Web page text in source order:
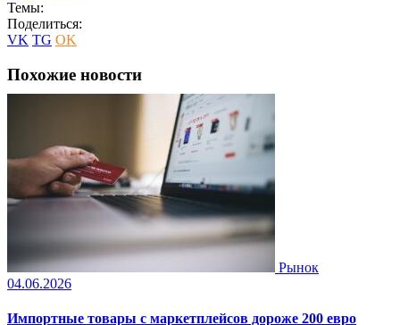
Темы:
Поделиться:
VK TG OK
Похожие новости
Рынок
04.06.2026
Импортные товары с маркетплейсов дороже 200 евро